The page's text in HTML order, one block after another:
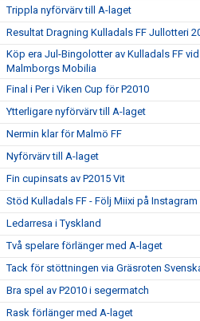
Trippla nyförvärv till A-laget
Resultat Dragning Kulladals FF Jullotteri
Köp era Jul-Bingolotter av Kulladals FF vid
Malmborgs Mobilia
Final i Per i Viken Cup för P2010
Ytterligare nyförvärv till A-laget
Nermin klar för Malmö FF
Nyförvärv till A-laget
Fin cupinsats av P2015 Vit
Stöd Kulladals FF - Följ Miixi på Instagram
Ledarresa i Tyskland
Två spelare förlänger med A-laget
Tack för stöttningen via Gräsroten
Bra spel av P2010 i segermatch
Rask förlänger med A-laget